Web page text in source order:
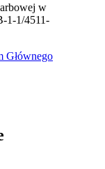
w
1-1/4511-
Głównego